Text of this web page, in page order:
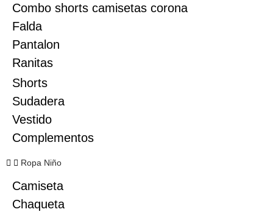
Combo shorts camisetas corona
Falda
Pantalon
Ranitas
Shorts
Sudadera
Vestido
Complementos
Ropa Niño
Camiseta
Chaqueta